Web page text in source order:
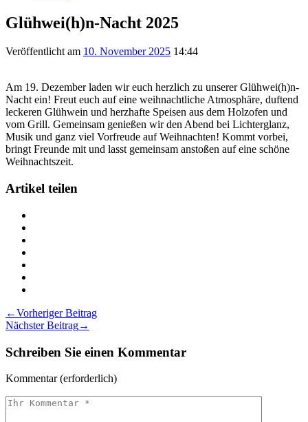
Glühwei(h)n-Nacht 2025
Veröffentlicht am 10. November 2025 14:44
Am 19. Dezember laden wir euch herzlich zu unserer Glühwei(h)n-
Nacht ein! Freut euch auf eine weihnachtliche Atmosphäre, duftend
leckeren Glühwein und herzhafte Speisen aus dem Holzofen und
vom Grill. Gemeinsam genießen wir den Abend bei Lichterglanz,
Musik und ganz viel Vorfreude auf Weihnachten! Kommt vorbei,
bringt Freunde mit und lasst gemeinsam anstoßen auf eine schöne
Weihnachtszeit.
Artikel teilen
Pinterest
auf
Xing
2025
via
Nacht
2025
Beitragsnavigation
←Vorheriger Beitrag
Nächster Beitrag→
Schreiben Sie einen Kommentar
Kommentar (erforderlich)